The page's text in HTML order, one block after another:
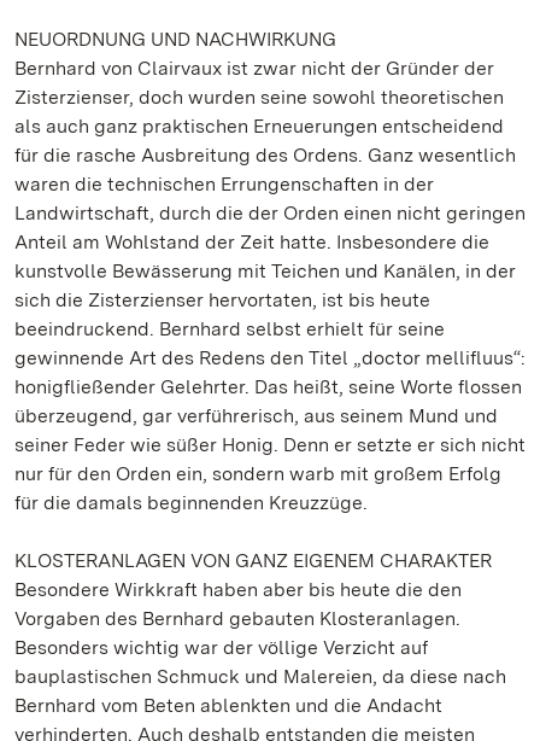
NEUORDNUNG UND NACHWIRKUNG
Bernhard von Clairvaux ist zwar nicht der Gründer der
Zisterzienser, doch wurden seine sowohl theoretischen
als auch ganz praktischen Erneuerungen entscheidend
für die rasche Ausbreitung des Ordens. Ganz wesentlich
waren die technischen Errungenschaften in der
Landwirtschaft, durch die der Orden einen nicht geringen
Anteil am Wohlstand der Zeit hatte. Insbesondere die
kunstvolle Bewässerung mit Teichen und Kanälen, in der
sich die Zisterzienser hervortaten, ist bis heute
beeindruckend. Bernhard selbst erhielt für seine
gewinnende Art des Redens den Titel „doctor mellifluus“:
honigfließender Gelehrter. Das heißt, seine Worte flossen
überzeugend, gar verführerisch, aus seinem Mund und
seiner Feder wie süßer Honig. Denn er setzte er sich nicht
nur für den Orden ein, sondern warb mit großem Erfolg
für die damals beginnenden Kreuzzüge.
KLOSTERANLAGEN VON GANZ EIGENEM CHARAKTER
Besondere Wirkkraft haben aber bis heute die den
Vorgaben des Bernhard gebauten Klosteranlagen.
Besonders wichtig war der völlige Verzicht auf
bauplastischen Schmuck und Malereien, da diese nach
Bernhard vom Beten ablenkten und die Andacht
verhinderten. Auch deshalb entstanden die meisten